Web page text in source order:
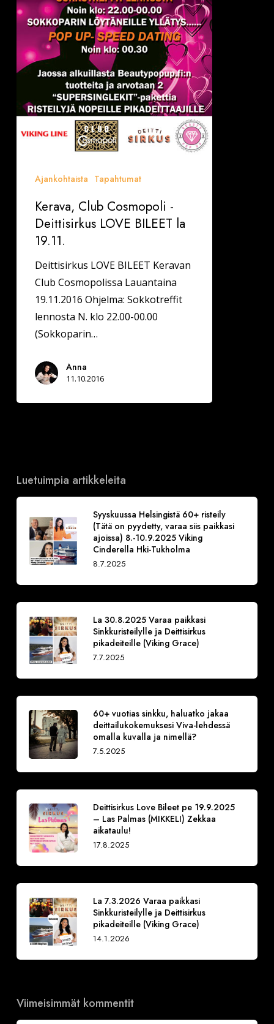
la
19.11.
Ajankohtaista Tapahtumat
Kerava, Club Cosmopoli -
Deittisirkus LOVE BILEET la
19.11.
Deittisirkus LOVE BILEET Keravan
Club Cosmopolissa Lauantaina
19.11.2016 Ohjelma: Sokkotreffit
lennosta N. klo 22.00-00.00
(Sokkoparin…
Anna
11.10.2016
Luetuimpia artikkeleita
Syyskuussa Helsingistä 60+ risteily
(Tätä on pyydetty, varaa siis paikkasi
ajoissa) 8.-10.9.2025 Viking
Cinderella Hki-Tukholma
8.7.2025
La 30.8.2025 Varaa paikkasi
Sinkkuristeilylle ja Deittisirkus
pikadeiteille (Viking Grace)
7.7.2025
60+ vuotias sinkku, haluatko jakaa
deittailukokemuksesi Viva-lehdessä
omalla kuvalla ja nimellä?
7.5.2025
Deittisirkus Love Bileet pe 19.9.2025
– Las Palmas (MIKKELI) Zekkaa
aikataulu!
17.8.2025
La 7.3.2026 Varaa paikkasi
Sinkkuristeilylle ja Deittisirkus
pikadeiteille (Viking Grace)
14.1.2026
Viimeisimmät kommentit